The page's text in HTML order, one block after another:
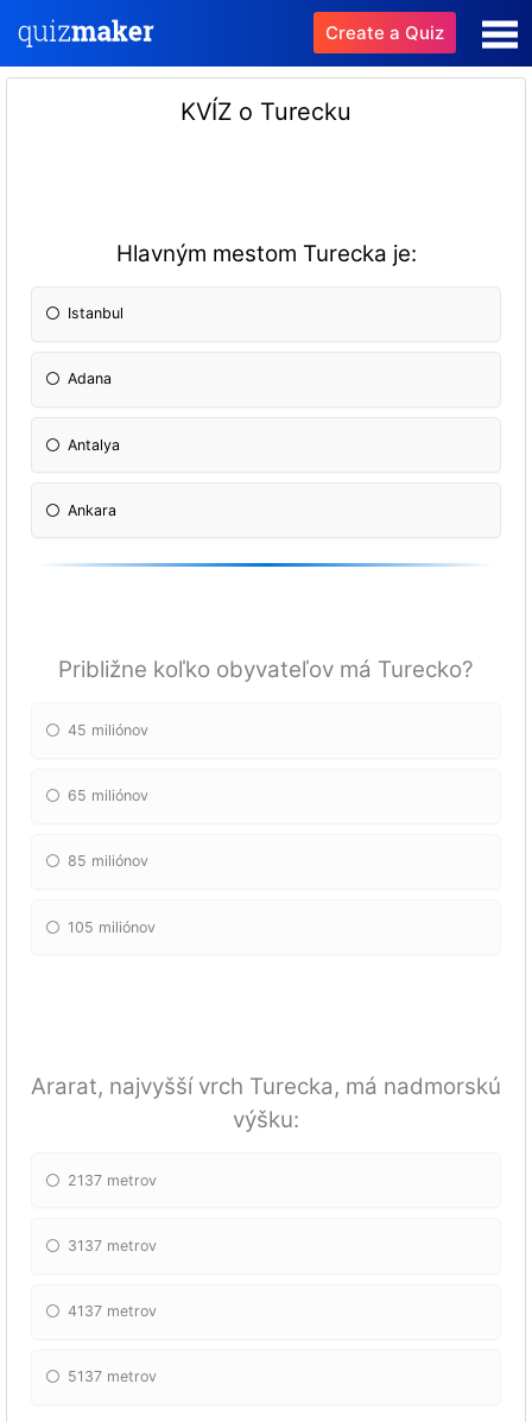
Create a Quiz
KVÍZ o Turecku
Hlavným mestom Turecka je:
Istanbul
Adana
Antalya
Ankara
Približne koľko obyvateľov má Turecko?
45 miliónov
65 miliónov
85 miliónov
105 miliónov
Ararat, najvyšší vrch Turecka, má nadmorskú
výšku:
2137 metrov
3137 metrov
4137 metrov
5137 metrov